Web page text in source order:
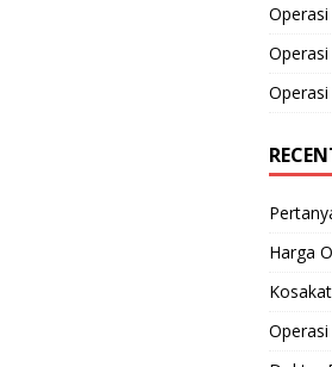
Operasi
Harga